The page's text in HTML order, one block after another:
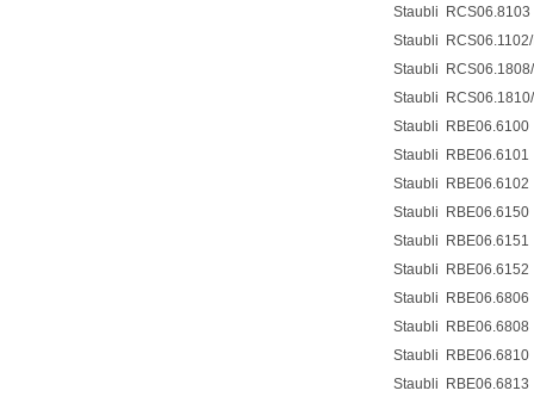
Staubli
RCS06.8103
Staubli
Staubli
Staubli
Staubli
RBE06.6100
Staubli
RBE06.6101
Staubli
RBE06.6102
Staubli
RBE06.6150
Staubli
RBE06.6151
Staubli
RBE06.6152
Staubli
RBE06.6806
Staubli
RBE06.6808
Staubli
RBE06.6810
Staubli
RBE06.6813